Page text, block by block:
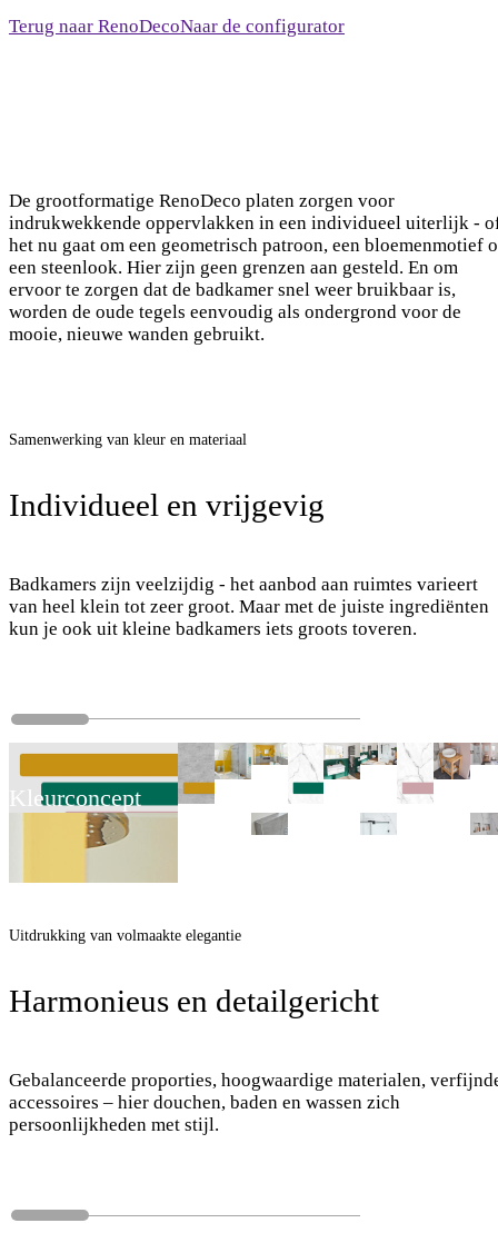
Terug naar RenoDecoNaar de configurator
De grootformatige RenoDeco platen zorgen voor
indrukwekkende oppervlakken in een individueel uiterlijk -
het nu gaat om een geometrisch patroon, een bloemenmotief
een steenlook. Hier zijn geen grenzen aan gesteld. En om
ervoor te zorgen dat de badkamer snel weer bruikbaar is,
worden de oude tegels eenvoudig als ondergrond voor de
mooie, nieuwe wanden gebruikt.
Samenwerking van kleur en materiaal
Individueel en vrijgevig
Badkamers zijn veelzijdig - het aanbod aan ruimtes varieert
van heel klein tot zeer groot. Maar met de juiste ingrediënten
kun je ook uit kleine badkamers iets groots toveren.
Kleurconcept
Uitdrukking van volmaakte elegantie
Harmonieus en detailgericht
Gebalanceerde proporties, hoogwaardige materialen,
accessoires – hier douchen, baden en wassen zich
persoonlijkheden met stijl.